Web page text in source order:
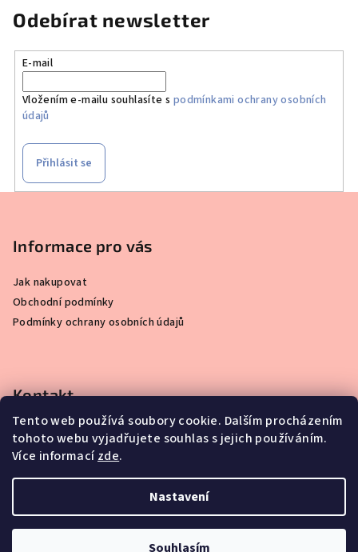
Tento web používá soubory cookie. Dalším procházením
tohoto webu vyjadřujete souhlas s jejich používáním.
Více informacízde.
Nastavení
Souhlasím
Odebírat newsletter
E-mail
Vložením e-mailu souhlasíte s podmínkami ochrany osobních
údajů
Přihlásit se
Informace pro vás
Jak nakupovat
Obchodní podmínky
Podmínky ochrany osobních údajů
Kontakt
info @simplydisplay.cz
+420 777 56 56 03